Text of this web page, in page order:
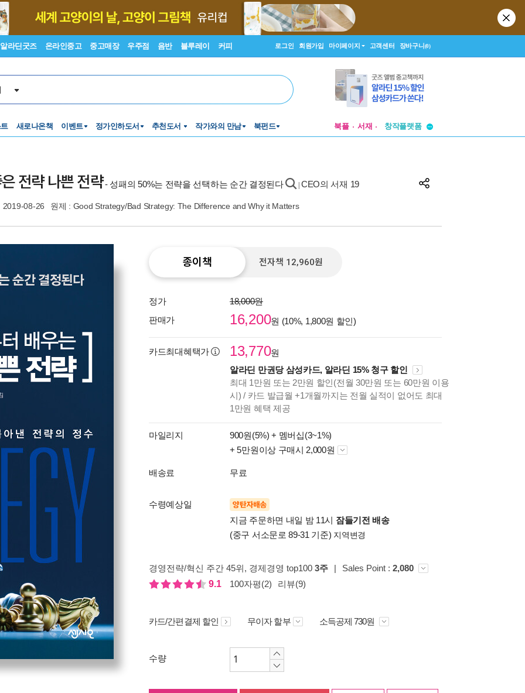
알라딘굿즈 온라인중고 중고매장 우주점 음반 블루레이 커피 로그인 회원가입 마이페이지 고객센터 장바구니(0)
새로나온책 이벤트 정가인하도서 추천도서 작가와의 만남 북펀드 북플 서재
창작플랫폼
전략 나쁜 전략- 성패의 50%는 전략을 선택하는 순간 결정된다 CEO의 서재 19
2019-08-26 원제 : Good Strategy/Bad Strategy: The Difference and Why it Matters
종이책 전자책 12,960원
정가
18,000원
판매가
16,200원 (10%, 1,800원 할인)
카드최대혜택가 13,770원
알라딘 만권당 삼성카드, 알라딘 15% 청구 할인
최대 1만원 또는 2만원 할인(전월 30만원 또는 60만원 이용
시) / 카드 발급월 +1개월까지는 전월 실적이 없어도 최대
1만원 혜택 제공
마일리지 900원(5%) + 멤버십(3~1%)
+ 5만원이상 구매시 2,000원
배송료 무료
수령예상일 양탄자배송
지금 주문하면 내일 밤 11시 잠들기전 배송
(중구 서소문로 89-31 기준) 지역변경
경영전략/혁신 주간 45위, 경제경영 top100 3주 | Sales Point : 2,080
9.1
100자평(2) 리뷰(9)
카드/간편결제 할인 무이자 할부 소득공제 730원
수량